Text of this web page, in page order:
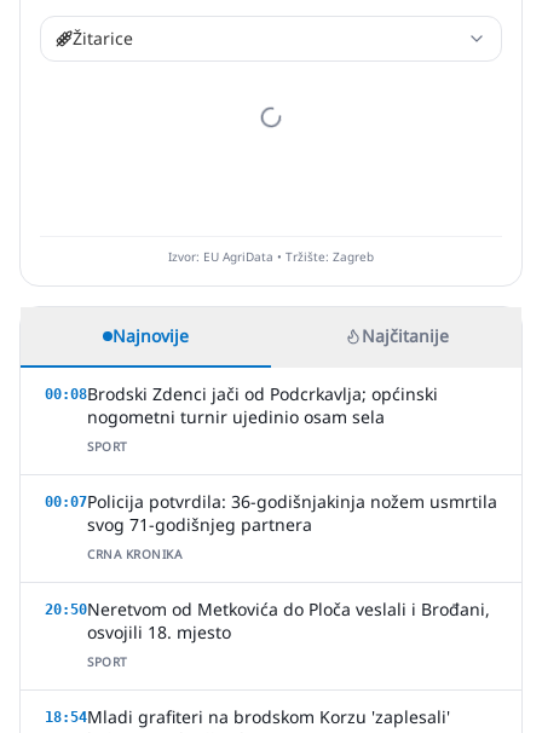
Žitarice
Izvor: EU AgriData • Tržište: Zagreb
Najnovije Najčitanije
00:08Brodski Zdenci jači od Podcrkavlja; općinski
nogometni turnir ujedinio osam sela
SPORT
00:07Policija potvrdila: 36-godišnjakinja nožem usmrtila
svog 71-godišnjeg partnera
CRNA KRONIKA
20:50Neretvom od Metkovića do Ploča veslali i Brođani,
osvojili 18. mjesto
SPORT
18:54Mladi grafiteri na brodskom Korzu 'zaplesali'